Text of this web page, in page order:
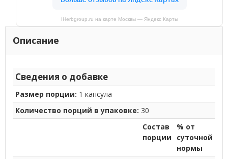
IHerbgroup.ru на карте Москвы — Яндекс Карты
Описание
Сведения о добавке
Размер порции: 1 капсула
Количество порций в упаковке: 30
Состав
порции
% от
суточной
нормы